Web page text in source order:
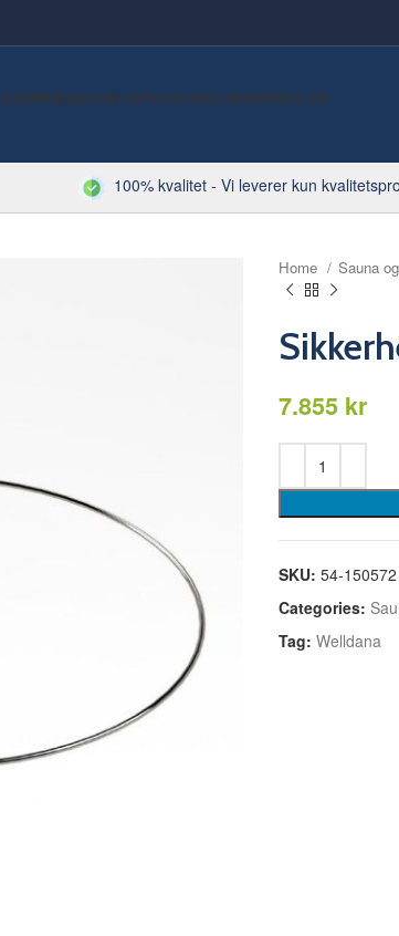
SVØMMEBASSENGSPASAUNAKJEMIRØRDELER
100% kvalitet - Vi leverer kun
Home Sauna
kr
SKU: 54-150572
Categories:
Tag: Welldana